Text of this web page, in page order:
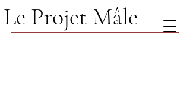
Le Projet Mâle